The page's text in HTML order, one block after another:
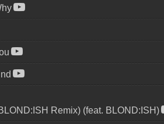
Remix) (feat. BLOND:ISH)